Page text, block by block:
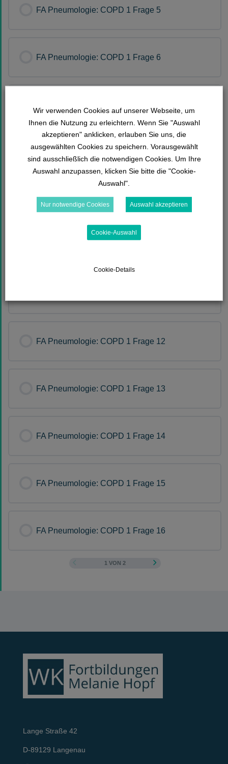
FA Pneumologie: COPD 1 Frage 5
FA Pneumologie: COPD 1 Frage 6
FA Pneumologie: COPD 1 Frage 8
FA Pneumologie: COPD 1 Frage 9
FA Pneumologie: COPD 1 Frage 12
FA Pneumologie: COPD 1 Frage 13
FA Pneumologie: COPD 1 Frage 14
FA Pneumologie: COPD 1 Frage 15
FA Pneumologie: COPD 1 Frage 16
1 VON 2
Lange Straße 42
D-89129 Langenau
Wir verwenden Cookies auf unserer Webseite, um
Ihnen die Nutzung zu erleichtern. Wenn Sie "Auswahl
akzeptieren" anklicken, erlauben Sie uns, die
ausgewählten Cookies zu speichern. Vorausgewählt
sind ausschließlich die notwendigen Cookies. Um Ihre
Auswahl anzupassen, klicken Sie bitte die "Cookie-
Auswahl".
Nur notwendige Cookies Auswahl akzeptieren
Cookie-Auswahl
Cookie-Details